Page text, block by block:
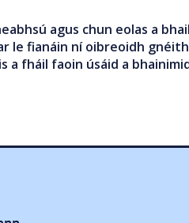
agus chun eolas a
le fianáin ní oibreoidh
a fháil faoin úsáid a